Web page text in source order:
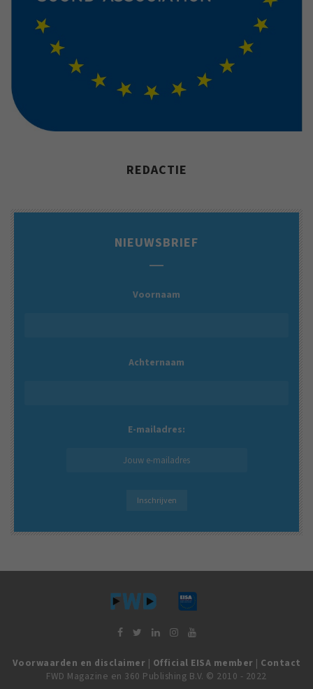
REDACTIE
NIEUWSBRIEF
Voornaam
Achternaam
E-mailadres:
Voorwaarden en disclaimer | Official EISA member | Contact
FWD Magazine en 360 Publishing B.V. © 2010 - 2022